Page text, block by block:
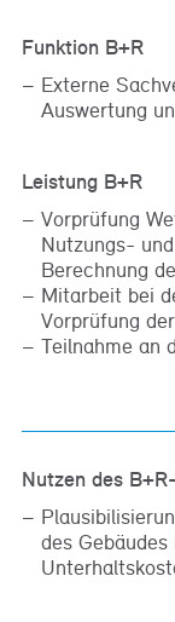
Funktion B+R
Externe
Auswertung
Leistung B+R
Vorprüfung
Nutzungs-
Berechnung
Mitarbeit bei
Vorprüfung
Teilnahme an
Nutzen des
des